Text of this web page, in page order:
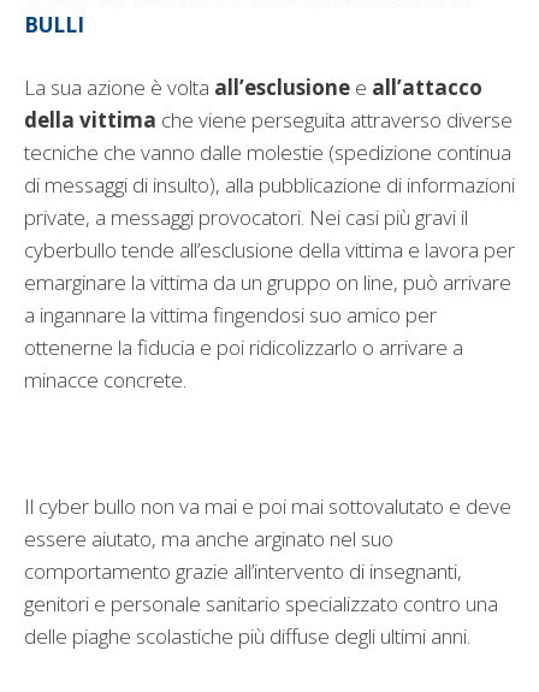
BULLI
La sua azione è volta all’esclusione e all’attacco
della vittima che viene perseguita attraverso diverse
tecniche che vanno dalle molestie (spedizione continua
di messaggi di insulto), alla pubblicazione di informazioni
private, a messaggi provocatori. Nei casi più gravi il
cyberbullo tende all’esclusione della vittima e lavora per
emarginare la vittima da un gruppo on line, può arrivare
a ingannare la vittima fingendosi suo amico per
ottenerne la fiducia e poi ridicolizzarlo o arrivare a
minacce concrete.
Il cyber bullo non va mai e poi mai sottovalutato e deve
essere aiutato, ma anche arginato nel suo
comportamento grazie all’intervento di insegnanti,
genitori e personale sanitario specializzato contro una
delle piaghe scolastiche più diffuse degli ultimi anni.